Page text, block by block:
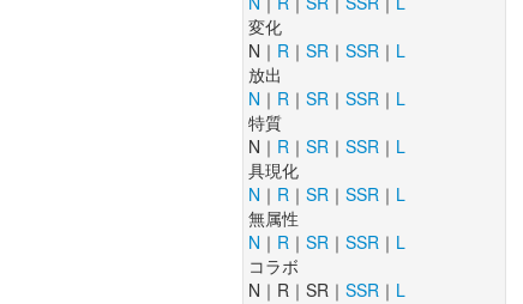
変化
N｜ R ｜ SR ｜ SSR ｜ L
放出
N ｜ R ｜ SR ｜ SSR ｜ L
特質
N｜ R ｜ SR ｜ SSR ｜ L
具現化
N ｜ R ｜ SR ｜ SSR ｜ L
無属性
N ｜ R ｜ SR ｜ SSR ｜ L
コラボ
N｜R｜SR｜ SSR ｜ L